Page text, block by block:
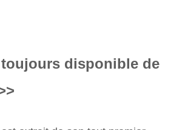
toujours disponible de